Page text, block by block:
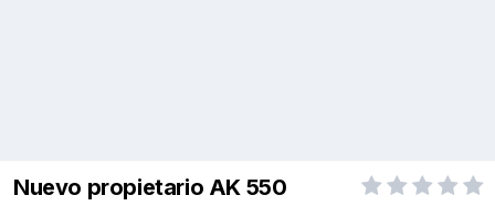
Nuevo propietario AK 550